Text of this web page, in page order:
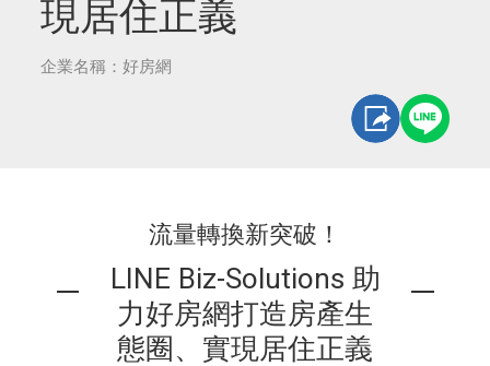
現居住正義
企業名稱：好房網
流量轉換新突破！
LINE Biz-Solutions 助
力好房網打造房產生
態圈、實現居住正義